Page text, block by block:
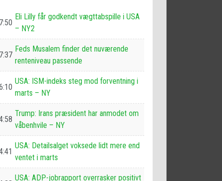
Eli Lilly får godkendt vægttabspille i USA
– NY2
Feds Musalem finder det nuværende
renteniveau passende
USA: ISM-indeks steg mod forventning i
marts – NY
Trump: Irans præsident har anmodet om
våbenhvile – NY
USA: Detailsalget voksede lidt mere end
ventet i marts
USA: ADP-jobrapport overrasker positivt